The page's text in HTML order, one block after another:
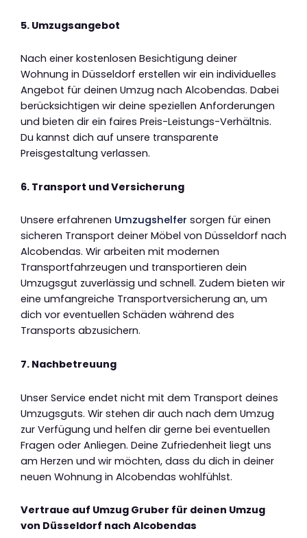
5. Umzugsangebot
Nach einer kostenlosen Besichtigung deiner
Wohnung in Düsseldorf erstellen wir ein individuelles
Angebot für deinen Umzug nach Alcobendas. Dabei
berücksichtigen wir deine speziellen Anforderungen
und bieten dir ein faires Preis-Leistungs-Verhältnis.
Du kannst dich auf unsere transparente
Preisgestaltung verlassen.
6. Transport und Versicherung
Unsere erfahrenen Umzugshelfer sorgen für einen
sicheren Transport deiner Möbel von Düsseldorf nach
Alcobendas. Wir arbeiten mit modernen
Transportfahrzeugen und transportieren dein
Umzugsgut zuverlässig und schnell. Zudem bieten wir
eine umfangreiche Transportversicherung an, um
dich vor eventuellen Schäden während des
Transports abzusichern.
7. Nachbetreuung
Unser Service endet nicht mit dem Transport deines
Umzugsguts. Wir stehen dir auch nach dem Umzug
zur Verfügung und helfen dir gerne bei eventuellen
Fragen oder Anliegen. Deine Zufriedenheit liegt uns
am Herzen und wir möchten, dass du dich in deiner
neuen Wohnung in Alcobendas wohlfühlst.
Vertraue auf Umzug Gruber für deinen Umzug
von Düsseldorf nach Alcobendas